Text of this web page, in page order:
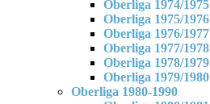
Oberliga 1974/1975
Oberliga 1975/1976
Oberliga 1976/1977
Oberliga 1977/1978
Oberliga 1978/1979
Oberliga 1979/1980
Oberliga 1980-1990